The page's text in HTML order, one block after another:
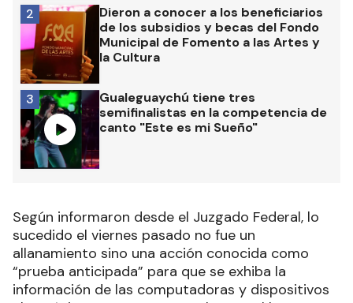
Dieron a conocer a los beneficiarios
de los subsidios y becas del Fondo
Municipal de Fomento a las Artes y
la Cultura
2
Gualeguaychú tiene tres
semifinalistas en la competencia de
canto "Este es mi Sueño"
3
Según informaron desde el Juzgado Federal, lo
sucedido el viernes pasado no fue un
allanamiento sino una acción conocida como
“prueba anticipada” para que se exhiba la
información de las computadoras y dispositivos